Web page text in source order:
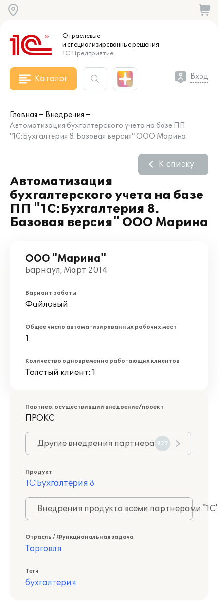
Отраслевые
и специализированныерешения
1С:Предприятие
Каталог Вход
Главная
Внедрения
Автоматизация бухгалтерского учета на базе ПП
"1С:Бухгалтерия 8. Базовая версия" ООО Марина
Автоматизация
бухгалтерского учета на базе
ПП "1С:Бухгалтерия 8.
Базовая версия" ООО Марина
К списку
ООО "Марина"
Барнаул, Март 2014
Вариант работы
Файловый
Общее число автоматизированных рабочих мест
1
Количество одновременно работающих клиентов
Толстый клиент: 1
Партнер, осуществивший внедрение/проект
ПРОКС
Другие внедрения партнера 927
Продукт
1С:Бухгалтерия 8
Внедрения продукта всеми партнерами
Отрасль / Функциональная задача
Торговля
Теги
бухгалтерия